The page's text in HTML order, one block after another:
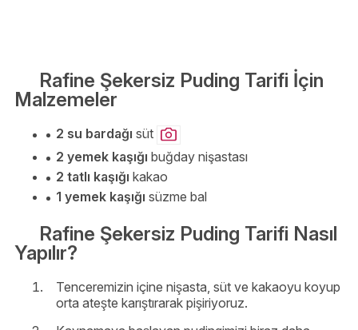
Rafine Şekersiz Puding Tarifi İçin
Malzemeler
2 su bardağı süt
2 yemek kaşığı buğday nişastası
2 tatlı kaşığı kakao
1 yemek kaşığı süzme bal
Rafine Şekersiz Puding Tarifi Nasıl
Yapılır?
Tenceremizin içine nişasta, süt ve kakaoyu koyup
orta ateşte karıştırarak pişiriyoruz.